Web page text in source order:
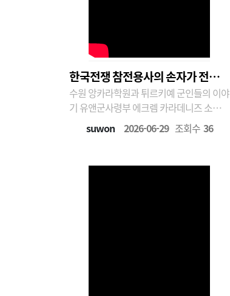
한국전쟁 참전용사의 손자가 전하는
이야기
수원 앙카라학원과 튀르키예 군인들의 이야
기 유앤군사령부 에크렘 카라데니즈 소령
트, 한국전쟁에 참전한 할아버지 이스마엘,
빈 손자 에크렘까지, 튀르키예의 카라데니
suwon 2026-06-29 조회수 36